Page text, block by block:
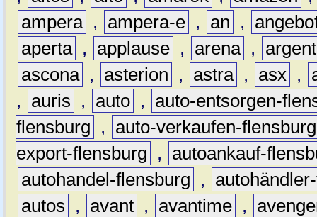
ampera , ampera-e , an ,
aperta , applause , arena ,
ascona , asterion , astra , asx ,
,
auris , auto ,
auto-entsorgen-
flensburg
,
auto-verkaufen-flensburg
export-flensburg
,
autoankauf-
autohandel-flensburg
,
autos
, avant , avantime ,